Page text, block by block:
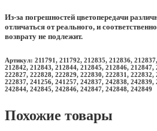
Из-за погрешностей цветопередачи
отличаться от реального, и
возврату не подлежит.
Артикул: 211791, 211792, 212835, 212836,
212842, 212843, 212844, 212845, 212846,
222827, 222828, 222829, 222830, 222831,
222837, 241256, 241257, 242837, 242838,
242844, 242845, 242846, 242847, 242848, 242849
Похожие товары